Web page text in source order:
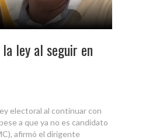
ley al seguir en
electoral al continuar con
a que ya no es candidato
afirmó el dirigente